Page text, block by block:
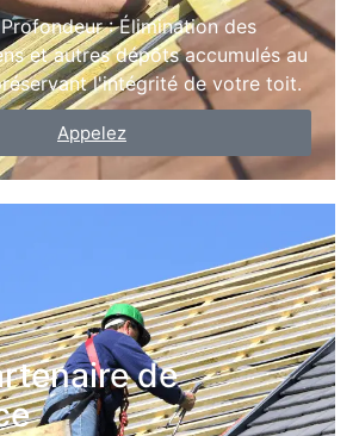
: Élimination des
et autres dépôts accumulés au
l'intégrité de votre toit.
Appelez
de